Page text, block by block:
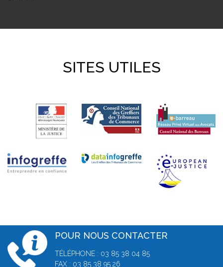
SITES UTILES
POUR NOUS CONTACTER
TÉLÉPHONE : 03 85 38 04 85
FAX : 03 85 38 95 26